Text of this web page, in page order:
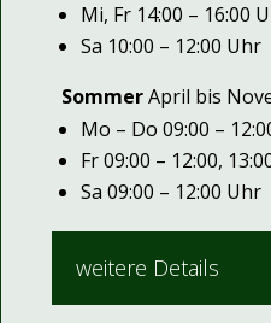
Mi, Fr 14:00 – 16:00
Sa 10:00 – 12:00 Uhr
SommerApril bis
Mo – Do 09:00 –
Fr 09:00 – 12:00,
Sa 09:00 – 12:00 Uhr
weitere Details